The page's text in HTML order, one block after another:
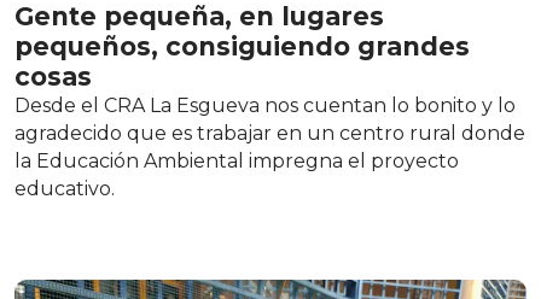
Gente pequeña, en lugares
pequeños, consiguiendo grandes
cosas
Desde el CRA La Esgueva nos cuentan lo bonito y lo
agradecido que es trabajar en un centro rural donde
la Educación Ambiental impregna el proyecto
educativo.